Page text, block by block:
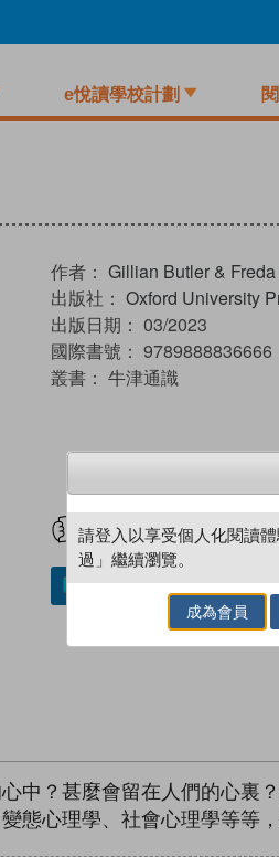
e悅讀學校計劃
作者： Gillian Butler & Freda
出版社： Oxford University
出版日期： 03/2023
國際書號： 9789888836666
叢書： 牛津通識
試閲
加入／閱讀電子書
中？甚麼會留在人們的心裏
態心理學、社會心理學等等
請登入以享受個人化閱讀
過」繼續瀏覽。
成為會員